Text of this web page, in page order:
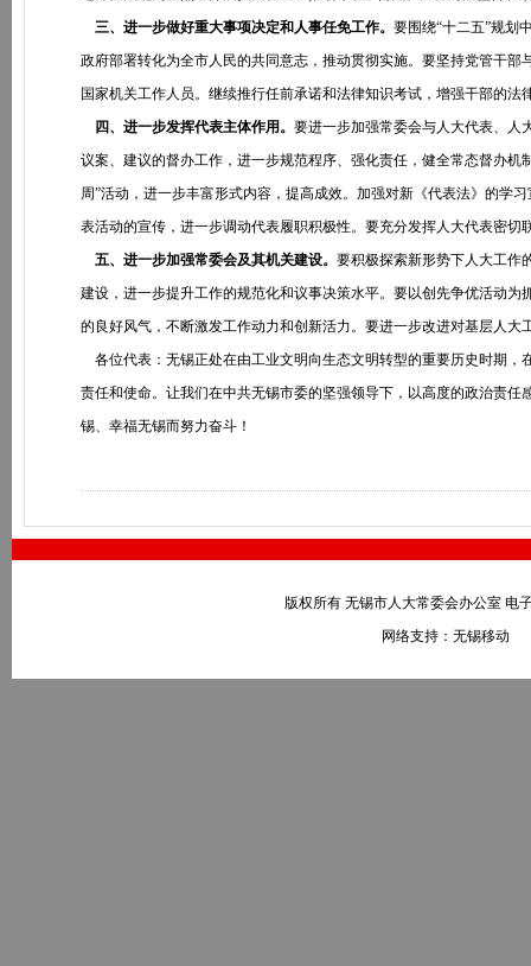
三、进一步做好重大事项决定和人事任免工作。 要围绕“十二五”规划
政府部署转化为全市人民的共同意志，推动贯彻实施。要坚持党管干
国家机关工作人员。继续推行任前承诺和法律知识考试，增强干部的法
四、进一步发挥代表主体作用。 要进一步加强常委会与人大代表、人
议案、建议的督办工作，进一步规范程序、强化责任，健全常态督办
周”活动，进一步丰富形式内容，提高成效。加强对新《代表法》的学
表活动的宣传，进一步调动代表履职积极性。要充分发挥人大代表密
五、进一步加强常委会及其机关建设。 要积极探索新形势下人大工作
建设，进一步提升工作的规范化和议事决策水平。要以创先争优活动
的良好风气，不断激发工作动力和创新活力。要进一步改进对基层人
各位代表：无锡正处在由工业文明向生态文明转型的重要历史时期，
责任和使命。让我们在中共无锡市委的坚强领导下，以高度的政治责
锡、幸福无锡而努力奋斗！
版权所有 无锡市人大常委会办公室 电
网络支持：无锡移动